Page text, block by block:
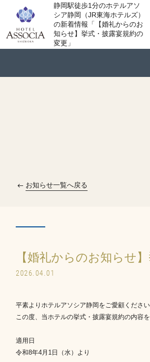
静岡駅徒歩1分のホテルアソ
シア静岡（JR東海ホテルズ）
の新着情報「【婚礼からのお
知らせ】挙式・披露宴規約の
変更」
お知らせ一覧へ戻る
【婚礼からのお知らせ
2026.04.01
平素よりホテルアソシア静岡をご愛顧くださ
この度、当ホテルの挙式・披露宴規約の内容
適用日
令和8年4月1日（水）より